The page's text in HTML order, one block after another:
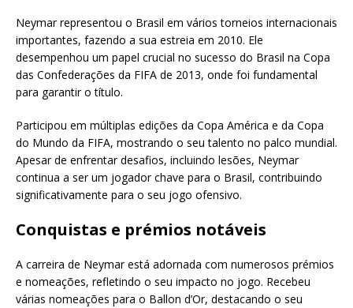
Neymar representou o Brasil em vários torneios internacionais
importantes, fazendo a sua estreia em 2010. Ele
desempenhou um papel crucial no sucesso do Brasil na Copa
das Confederações da FIFA de 2013, onde foi fundamental
para garantir o título.
Participou em múltiplas edições da Copa América e da Copa
do Mundo da FIFA, mostrando o seu talento no palco mundial.
Apesar de enfrentar desafios, incluindo lesões, Neymar
continua a ser um jogador chave para o Brasil, contribuindo
significativamente para o seu jogo ofensivo.
Conquistas e prémios notáveis
A carreira de Neymar está adornada com numerosos prémios
e nomeações, refletindo o seu impacto no jogo. Recebeu
várias nomeações para o Ballon d’Or, destacando o seu